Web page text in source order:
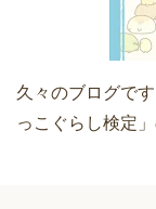
久々のブログで
っこぐらし検定